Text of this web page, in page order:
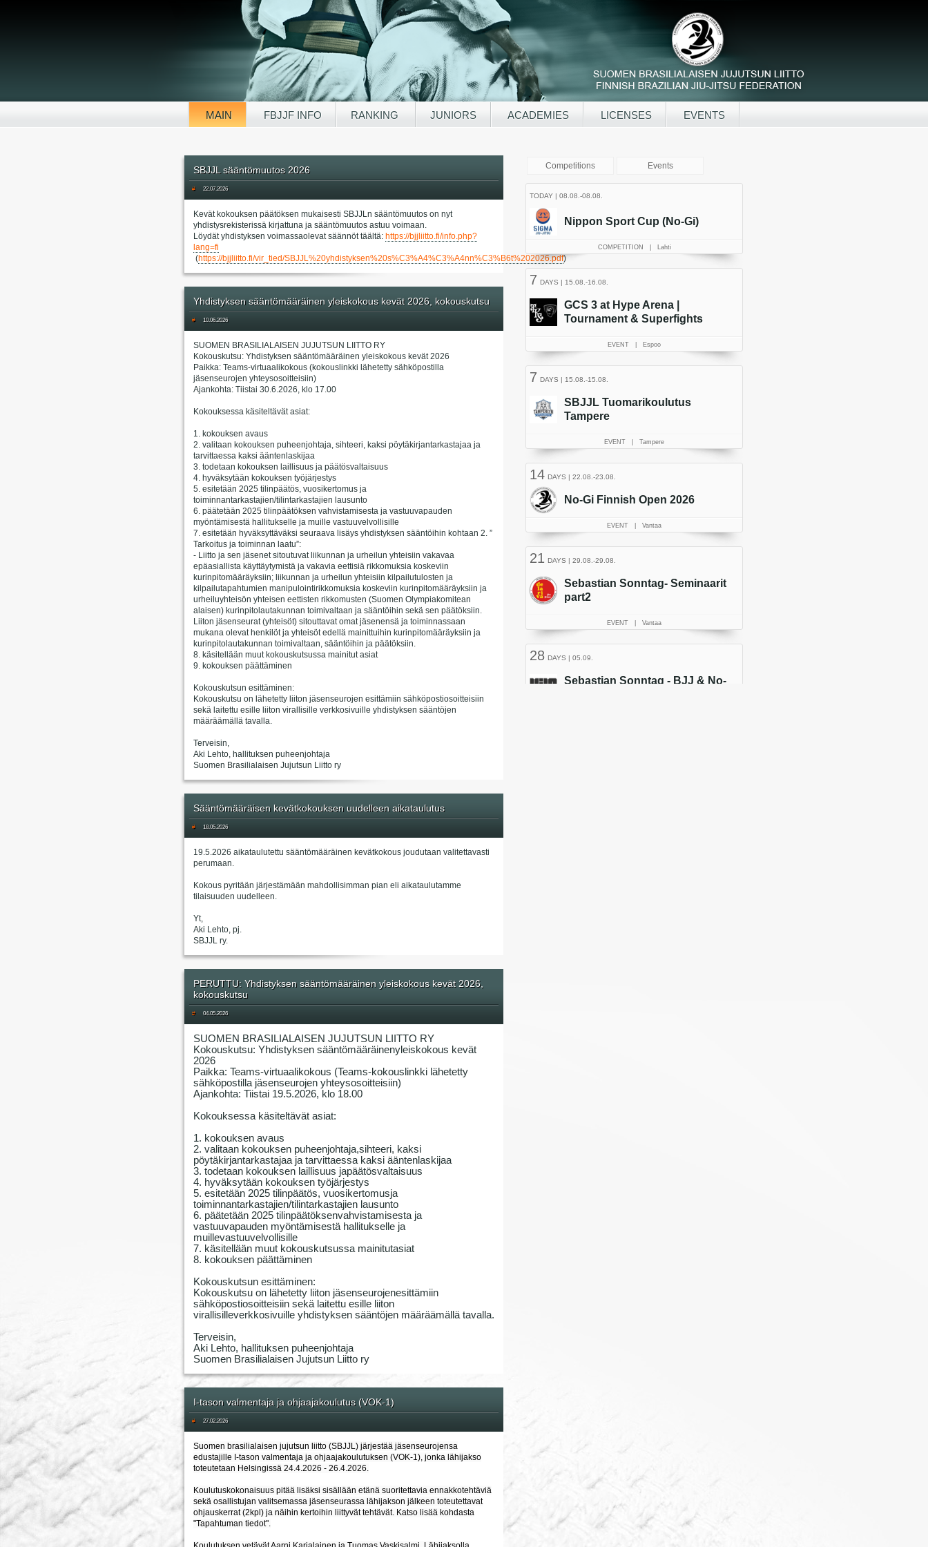
MAIN FBJJF INFO RANKING JUNIORS ACADEMIES LICENSES EVENTS
SBJJL sääntömuutos 2026
# 22.07.2026
Kevät kokouksen päätöksen mukaisesti SBJJLn sääntömuutos on nyt
yhdistysrekisterissä kirjattuna ja sääntömuutos astuu voimaan.
Löydät yhdistyksen voimassaolevat säännöt täältä: https://bjjliitto.fi/info.php?
lang=fi
(https://bjjliitto.fi/vir_tied/SBJJL%20yhdistyksen%20s%C3%A4%C3%A4nn%C3%B6t%202026.pdf)
Yhdistyksen sääntömääräinen yleiskokous kevät 2026, kokouskutsu
# 10.06.2026
SUOMEN BRASILIALAISEN JUJUTSUN LIITTO RY
Kokouskutsu: Yhdistyksen sääntömääräinen yleiskokous kevät 2026
Paikka: Teams-virtuaalikokous (kokouslinkki lähetetty sähköpostilla
jäsenseurojen yhteysosoitteisiin)
Ajankohta: Tiistai 30.6.2026, klo 17.00
Kokouksessa käsiteltävät asiat:
1. kokouksen avaus
2. valitaan kokouksen puheenjohtaja, sihteeri, kaksi pöytäkirjantarkastajaa ja
tarvittaessa kaksi ääntenlaskijaa
3. todetaan kokouksen laillisuus ja päätösvaltaisuus
4. hyväksytään kokouksen työjärjestys
5. esitetään 2025 tilinpäätös, vuosikertomus ja
toiminnantarkastajien/tilintarkastajien lausunto
6. päätetään 2025 tilinpäätöksen vahvistamisesta ja vastuuvapauden
myöntämisestä hallitukselle ja muille vastuuvelvollisille
7. esitetään hyväksyttäväksi seuraava lisäys yhdistyksen sääntöihin kohtaan 2. ”
Tarkoitus ja toiminnan laatu”:
- Liitto ja sen jäsenet sitoutuvat liikunnan ja urheilun yhteisiin vakavaa
epäasiallista käyttäytymistä ja vakavia eettisiä rikkomuksia koskeviin
kurinpitomääräyksiin; liikunnan ja urheilun yhteisiin kilpailutulosten ja
kilpailutapahtumien manipulointirikkomuksia koskeviin kurinpitomääräyksiin ja
urheiluyhteisön yhteisen eettisten rikkomusten (Suomen Olympiakomitean
alaisen) kurinpitolautakunnan toimivaltaan ja sääntöihin sekä sen päätöksiin.
Liiton jäsenseurat (yhteisöt) sitouttavat omat jäsenensä ja toiminnassaan
mukana olevat henkilöt ja yhteisöt edellä mainittuihin kurinpitomääräyksiin ja
kurinpitolautakunnan toimivaltaan, sääntöihin ja päätöksiin.
8. käsitellään muut kokouskutsussa mainitut asiat
9. kokouksen päättäminen
Kokouskutsun esittäminen:
Kokouskutsu on lähetetty liiton jäsenseurojen esittämiin sähköpostiosoitteisiin
sekä laitettu esille liiton virallisille verkkosivuille yhdistyksen sääntöjen
määräämällä tavalla.
Terveisin,
Aki Lehto, hallituksen puheenjohtaja
Suomen Brasilialaisen Jujutsun Liitto ry
Sääntömääräisen kevätkokouksen uudelleen aikataulutus
# 18.05.2026
19.5.2026 aikataulutettu sääntömääräinen kevätkokous joudutaan valitettavasti
perumaan.
Kokous pyritään järjestämään mahdollisimman pian eli aikataulutamme
tilaisuuden uudelleen.
Yt,
Aki Lehto, pj.
SBJJL ry.
PERUTTU: Yhdistyksen sääntömääräinen yleiskokous kevät 2026,
kokouskutsu
# 04.05.2026
SUOMEN BRASILIALAISEN JUJUTSUN LIITTO RY
Kokouskutsu: Yhdistyksen sääntömääräinenyleiskokous kevät
2026
Paikka: Teams-virtuaalikokous (Teams-kokouslinkki lähetetty
sähköpostilla jäsenseurojen yhteysosoitteisiin)
Ajankohta: Tiistai 19.5.2026, klo 18.00
Kokouksessa käsiteltävät asiat:
1. kokouksen avaus
2. valitaan kokouksen puheenjohtaja,sihteeri, kaksi
pöytäkirjantarkastajaa ja tarvittaessa kaksi ääntenlaskijaa
3. todetaan kokouksen laillisuus japäätösvaltaisuus
4. hyväksytään kokouksen työjärjestys
5. esitetään 2025 tilinpäätös, vuosikertomusja
toiminnantarkastajien/tilintarkastajien lausunto
6. päätetään 2025 tilinpäätöksenvahvistamisesta ja
vastuuvapauden myöntämisestä hallitukselle ja
muillevastuuvelvollisille
7. käsitellään muut kokouskutsussa mainitutasiat
8. kokouksen päättäminen
Kokouskutsun esittäminen:
Kokouskutsu on lähetetty liiton jäsenseurojenesittämiin
sähköpostiosoitteisiin sekä laitettu esille liiton
virallisilleverkkosivuille yhdistyksen sääntöjen määräämällä tavalla.
Terveisin,
Aki Lehto, hallituksen puheenjohtaja
Suomen Brasilialaisen Jujutsun Liitto ry
I-tason valmentaja ja ohjaajakoulutus (VOK-1)
# 27.02.2026
Suomen brasilialaisen jujutsun liitto (SBJJL) järjestää jäsenseurojensa
edustajille I-tason valmentaja ja ohjaajakoulutuksen (VOK-1), jonka lähijakso
toteutetaan Helsingissä 24.4.2026 - 26.4.2026.
Koulutuskokonaisuus pitää lisäksi sisällään etänä suoritettavia ennakkotehtäviä
sekä osallistujan valitsemassa jäsenseurassa lähijakson jälkeen toteutettavat
ohjauskerrat (2kpl) ja näihin kertoihin liittyvät tehtävät. Katso lisää kohdasta
"Tapahtuman tiedot".